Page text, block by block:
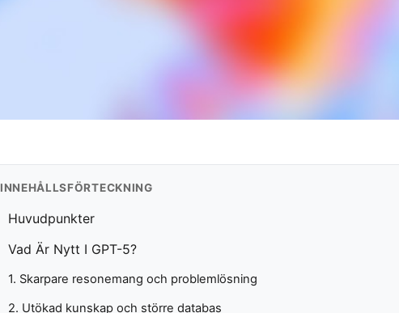
INNEHÅLLSFÖRTECKNING
Huvudpunkter
Vad Är Nytt I GPT-5?
1. Skarpare resonemang och problemlösning
2. Utökad kunskap och större databas